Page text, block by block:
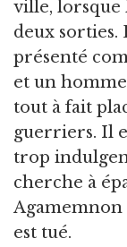
ville, lorsque
deux sorties.
présenté
et un
tout à fait
guerriers. Il
trop
cherche à
Agamemnon
est tué.